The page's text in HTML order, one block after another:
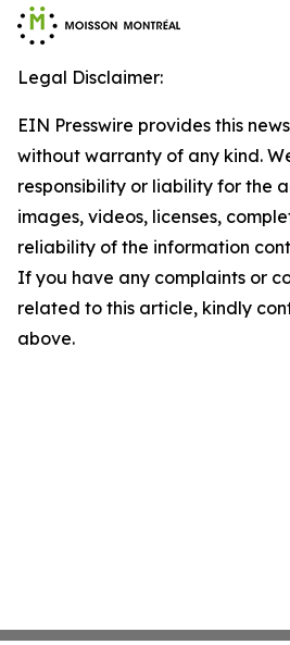
Legal Disclaimer:
EIN Presswire provides this
without warranty of any kind.
responsibility or liability for the
images, videos, licenses,
reliability of the information
If you have any complaints or
related to this article, kindly
above.